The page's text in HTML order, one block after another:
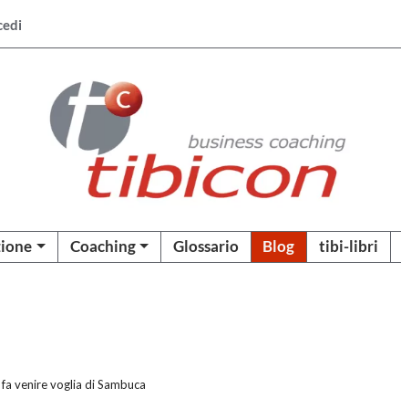
Coaching Glossario Blog tibi-libri
venire voglia di Sambuca